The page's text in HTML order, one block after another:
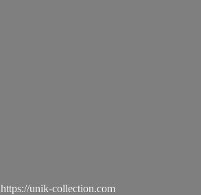
https://unik-collection.com